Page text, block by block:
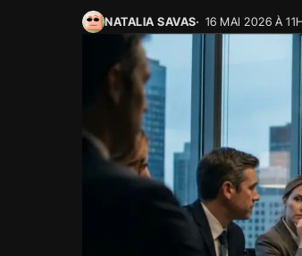
NATALIA SAVAS 16 MAI 2026 À